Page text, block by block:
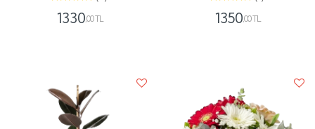
1330,00 TL 1350,00 TL